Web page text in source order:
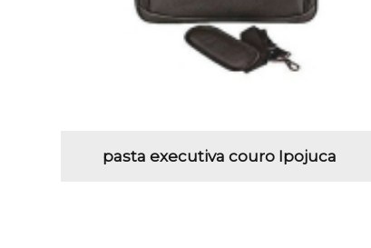
pasta executiva couro Ipojuca